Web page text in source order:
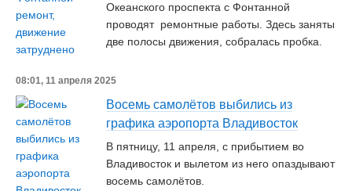
Океанского проспекта с Фонтанной
проводят ремонтные работы. Здесь заняты
две полосы движения, собралась пробка.
08:01, 11 апреля 2025
Восемь самолётов выбились из
графика аэропорта Владивосток
В пятницу, 11 апреля, с прибытием во
Владивосток и вылетом из него опаздывают
восемь самолётов.